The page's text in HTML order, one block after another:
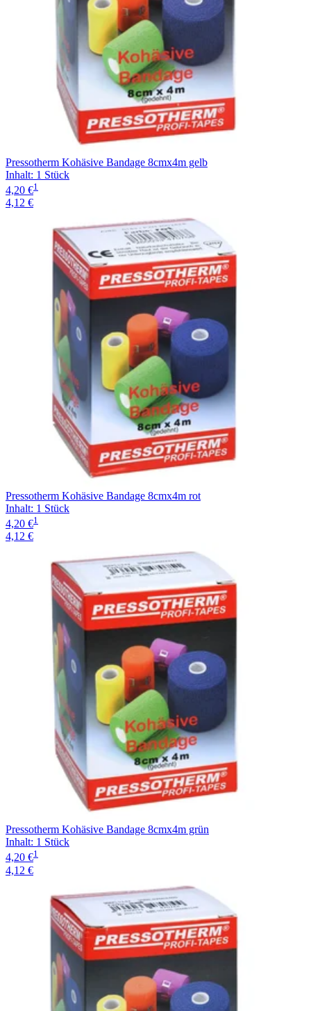
Pressotherm Kohäsive Bandage 8cmx4m gelb
Inhalt: 1 Stück
4,20 €1
4,12 €
Pressotherm Kohäsive Bandage 8cmx4m rot
Inhalt: 1 Stück
4,20 €1
4,12 €
Pressotherm Kohäsive Bandage 8cmx4m grün
Inhalt: 1 Stück
4,20 €1
4,12 €